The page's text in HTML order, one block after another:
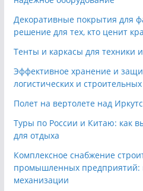
Декоративные покрытия для
решение для тех, кто ценит
Тенты и каркасы для техники
Эффективное хранение и
логистических и
Полет на вертолете над
Туры по России и Китаю: как
для отдыха
Комплексное снабжение
промышленных предприятий:
механизации